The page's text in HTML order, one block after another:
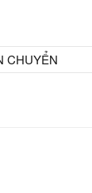
CHUYỂN